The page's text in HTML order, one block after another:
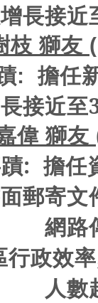
長接
枝 獅友
: 擔任
接近
偉 獅友
: 擔任
郵寄文
遞訊
政效
超過